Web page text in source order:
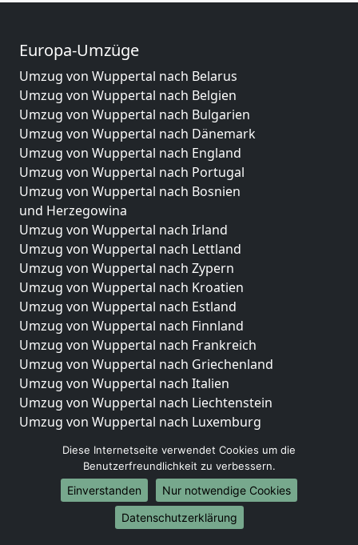
Europa-Umzüge
Umzug von Wuppertal nach Belarus
Umzug von Wuppertal nach Belgien
Umzug von Wuppertal nach Bulgarien
Umzug von Wuppertal nach Dänemark
Umzug von Wuppertal nach England
Umzug von Wuppertal nach Portugal
Umzug von Wuppertal nach Bosnien
und Herzegowina
Umzug von Wuppertal nach Irland
Umzug von Wuppertal nach Lettland
Umzug von Wuppertal nach Zypern
Umzug von Wuppertal nach Kroatien
Umzug von Wuppertal nach Estland
Umzug von Wuppertal nach Finnland
Umzug von Wuppertal nach Frankreich
Umzug von Wuppertal nach Griechenland
Umzug von Wuppertal nach Italien
Umzug von Wuppertal nach Liechtenstein
Umzug von Wuppertal nach Luxemburg
Umzug von Wuppertal nach Norwegen
Umzüge-Deutschlandweit
Umzug von Wuppertal nach Berlin
Diese Internetseite verwendet Cookies um die
Benutzerfreundlichkeit zu verbessern.
Einverstanden
Nur notwendige Cookies
Datenschutzerklärung